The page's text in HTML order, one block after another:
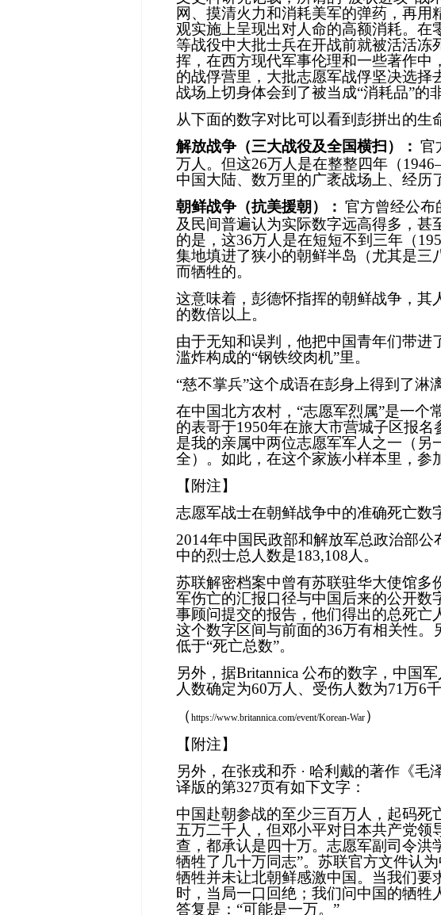
网、摸清火力和消耗美军的弹药，再用
观实施上呈现出对人命的高额消耗。在
等战役中大批士兵在开战前就被活活冻
挥，在西方现代军事伦理和一些著作中
的战俘营里，大批志愿军战俘坚决选择
战场上切身体会到了被当成“消耗品”的
从下面的数字对比可以看到彭拼出的生
解放战争（三大战役及全国横扫）： 官
万人。但这26万人是在整整四年（
中国大陆、数万里的广袤战场上、经历
朝鲜战争（抗美援朝）： 官方曾经公布
及民间普遍认为实际数字远高得多，甚
的是，这36万人是在短短不到三年（
集地填进了狭小的朝鲜半岛（尤其是三
而牺牲的。
这意味着，彭德怀指挥的朝鲜战争，其
的数倍以上。
由于无知和误判，他把中国青年们带进
滥炸构成的“钢铁绞肉机”里。
“慈不掌兵”这个成语在彭身上得到了淋
在中国北方农村，“志愿军烈属”是一个
的表哥于1950年在旅大市营城子区报名
是我的亲属中两位志愿军军人之一（另
全）。如此，在这个家族小样本里，参
【附注】
志愿军战士在朝鲜战争中的准确死亡数
2014年中国民政部和解放军总政治部公
中的烈士总人数是183,108 人。
苏联解密档案中曾有苏联驻华大使馆多
军伤亡的汇报口径与中国后来的公开数
事顾问提交的报告，他们得出的总死亡
这个数字区间与前面的36万有相关性。
低于“死亡总数”。
另外，据Britannica 公布的数字，中国
人数确定为60万人、受伤人数为71万6
（ https://www.britannica.com/event/Korean-War）
【附注】
另外，在张戎和乔· 哈利戴的著作《毛
译版的第327页有如下文字：
中国赴朝参战的至少三百万人，起码死
五万二千人，但邓小平对日本共产党领
查，都承认是四十万。志愿军副司令洪
牺牲了几十万同志”。苏联官方文件认
牺牲并未让北朝鲜感激中国。当我们要
时，当局一口回绝；我们问中国的牺牲
答复是：“可能是一万。”